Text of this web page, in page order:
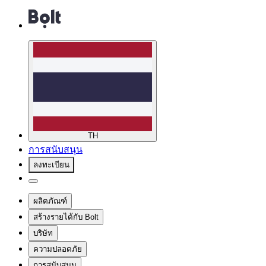
TH
การสนับสนุน
ลงทะเบียน
ผลิตภัณฑ์
สร้างรายได้กับ Bolt
บริษัท
ความปลอดภัย